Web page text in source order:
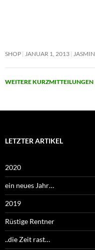
SHOP JANUAR 1, 2013 JASMIN
WEITERE KURZMITTEILUNGEN
LETZTER ARTIKEL
2020
ein neues Jahr…
2019
Rüstige Rentner
..die Zeit rast…